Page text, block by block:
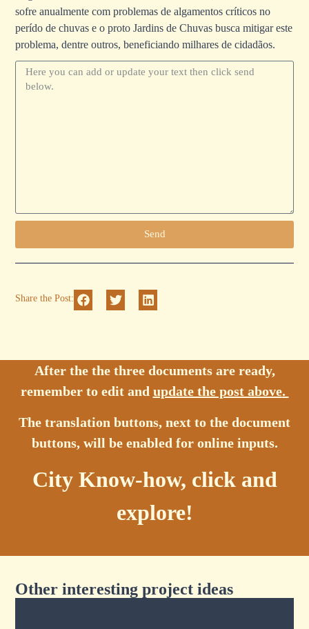
sofre anualmente com problemas de algamentos críticos no
perído de chuvas e o proto Jardins de Chuvas busca mitigar este
problema, dentre outros, beneficiando milhares de cidadãos.
Send
Share the Post:
After the the three documents are ready,
remember to edit and update the post above.
The translation buttons, next to the document
buttons, will be enabled for online inputs.
City Know-how, click and
explore!
Other interesting project ideas